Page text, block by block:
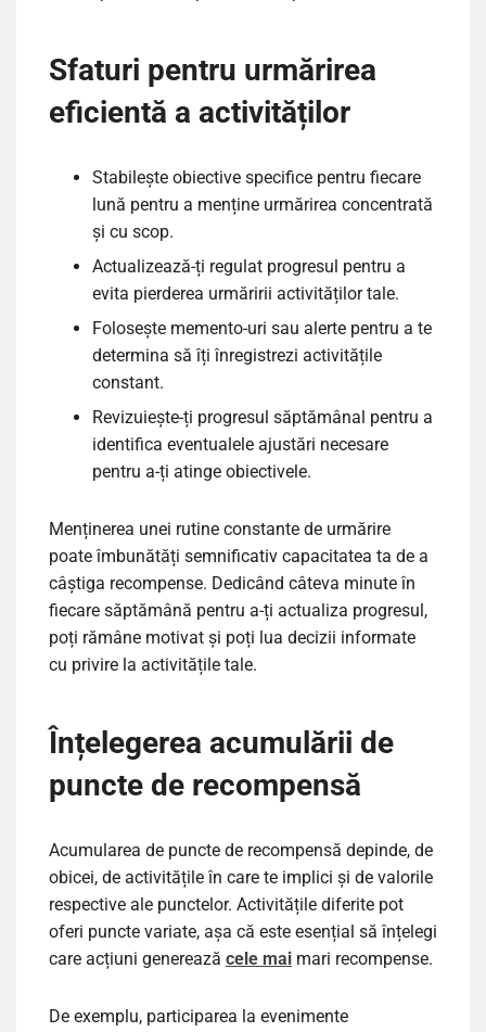
Sfaturi pentru urmărirea
eficientă a activităților
Stabilește obiective specifice pentru fiecare
lună pentru a menține urmărirea concentrată
și cu scop.
Actualizează-ți regulat progresul pentru a
evita pierderea urmăririi activităților tale.
Folosește memento-uri sau alerte pentru a te
determina să îți înregistrezi activitățile
constant.
Revizuiește-ți progresul săptămânal pentru a
identifica eventualele ajustări necesare
pentru a-ți atinge obiectivele.
Menținerea unei rutine constante de urmărire
poate îmbunătăți semnificativ capacitatea ta de a
câștiga recompense. Dedicând câteva minute în
fiecare săptămână pentru a-ți actualiza progresul,
poți rămâne motivat și poți lua decizii informate
cu privire la activitățile tale.
Înțelegerea acumulării de
puncte de recompensă
Acumularea de puncte de recompensă depinde, de
obicei, de activitățile în care te implici și de valorile
respective ale punctelor. Activitățile diferite pot
oferi puncte variate, așa că este esențial să înțelegi
care acțiuni generează cele mai mari recompense.
De exemplu, participarea la evenimente